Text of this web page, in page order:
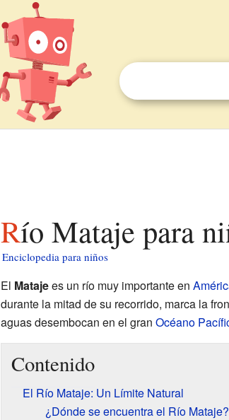
Río Mataje para
Enciclopedia para niños
El Matajees un río muy importante en
durante la mitad de su recorrido, marca la
aguas desembocan en el gran Océano
Contenido
El Río Mataje: Un Límite Natural
¿Dónde se encuentra el Río Mataje?